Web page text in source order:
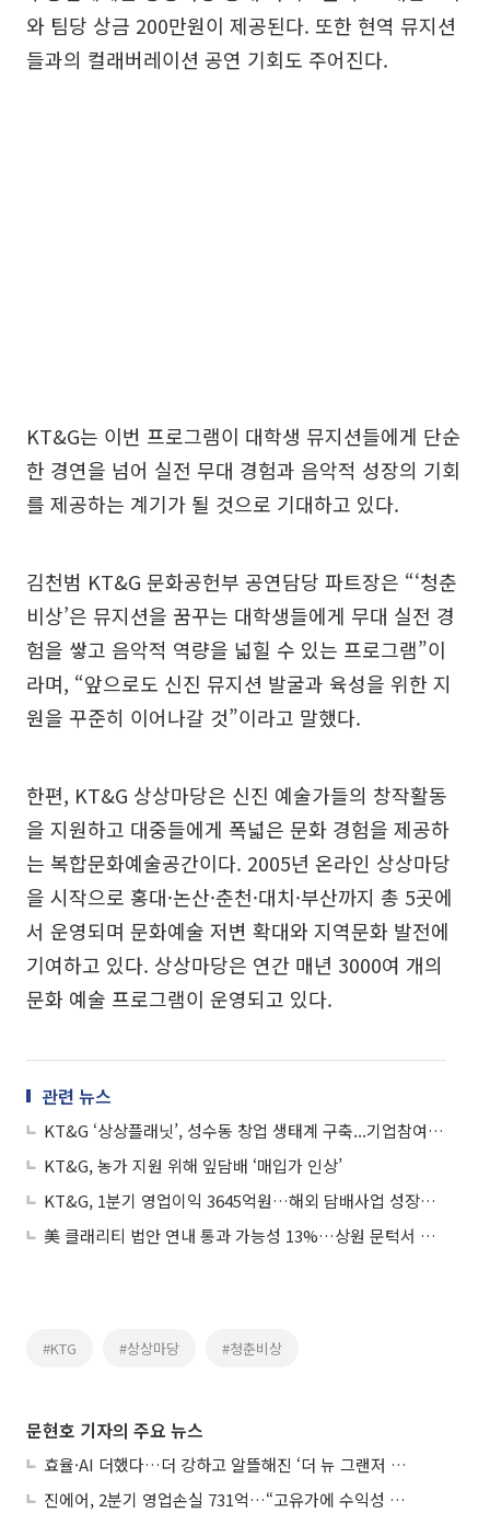
와 팀당 상금 200만원이 제공된다. 또한 현역 뮤지션
들과의 컬래버레이션 공연 기회도 주어진다.
KT&G는 이번 프로그램이 대학생 뮤지션들에게 단순
한 경연을 넘어 실전 무대 경험과 음악적 성장의 기회
를 제공하는 계기가 될 것으로 기대하고 있다.
김천범 KT&G 문화공헌부 공연담당 파트장은 “‘청춘
비상’은 뮤지션을 꿈꾸는 대학생들에게 무대 실전 경
험을 쌓고 음악적 역량을 넓힐 수 있는 프로그램”이
라며, “앞으로도 신진 뮤지션 발굴과 육성을 위한 지
원을 꾸준히 이어나갈 것”이라고 말했다.
한편, KT&G 상상마당은 신진 예술가들의 창작활동
을 지원하고 대중들에게 폭넓은 문화 경험을 제공하
는 복합문화예술공간이다. 2005년 온라인 상상마당
을 시작으로 홍대·논산·춘천·대치·부산까지 총 5곳에
서 운영되며 문화예술 저변 확대와 지역문화 발전에
기여하고 있다. 상상마당은 연간 매년 3000여 개의
문화 예술 프로그램이 운영되고 있다.
관련 뉴스
KT&G ‘상상플래닛’, 성수동 창업 생태계 구축...기업참여형 도시재생 모델 ‘성공적’
KT&G, 농가 지원 위해 잎담배 ‘매입가 인상’
KT&G, 1분기 영업이익 3645억원…해외 담배사업 성장세 확대
美 클래리티 법안 연내 통과 가능성 13%…상원 문턱서 제동
#KTG #상상마당 #청춘비상
문현호 기자의 주요 뉴스
효율·AI 더했다…더 강하고 알뜰해진 ‘더 뉴 그랜저 하이브리드’
진에어, 2분기 영업손실 731억…“고유가에 수익성 악화”